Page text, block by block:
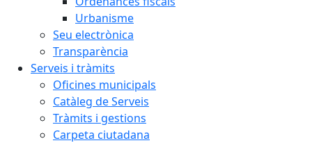
Urbanisme
Seu electrònica
Transparència
Serveis i tràmits
Oficines municipals
Catàleg de Serveis
Tràmits i gestions
Carpeta ciutadana